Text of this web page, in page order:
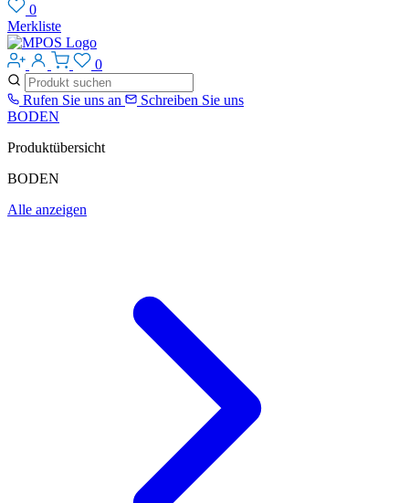
0
Merkliste
0
Rufen Sie uns an
Schreiben Sie uns
BODEN
Produktübersicht
BODEN
Alle anzeigen